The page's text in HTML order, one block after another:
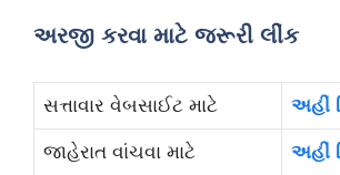
અરજી કરવા માટે જરૂરી લીંક
સત્તાવાર વેબસાઈટ માટે અહીં
જાહેરાત વાંચવા માટે અહીં